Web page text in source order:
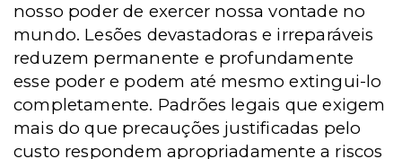
nosso poder de exercer nossa vontade no
mundo. Lesões devastadoras e irreparáveis
reduzem permanente e profundamente
esse poder e podem até mesmo extingui-lo
completamente. Padrões legais que exigem
mais do que precauções justificadas pelo
custo respondem apropriadamente a riscos